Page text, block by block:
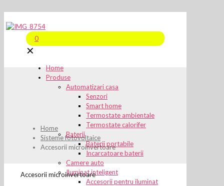
0
✕
Home
Produse
Automatizari casa
Senzori
Smart home
Termostate ambientale
Termostate calorifer
Baterii
Baterii portabile
Incarcatoare baterii
Camere auto
Iluminat inteligent
Accesorii pentru iluminat
Home
Sisteme fotovoltaice
Accesorii microinvertoare
Accesorii microinvertoare